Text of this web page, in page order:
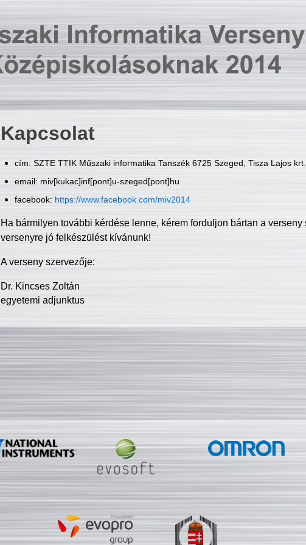
Kapcsolat
cím: SZTE TTIK Műszaki informatika Tanszék 6725 Szeged, Tisza Lajos
email: miv[kukac]inf[pont]u-szeged[pont]hu
facebook: https://www.facebook.com/miv2014
Ha bármilyen további kérdése lenne, kérem forduljon bártan a
versenyre jó felkészülést kívánunk!
A verseny szervezője:
Dr. Kincses Zoltán
egyetemi adjunktus